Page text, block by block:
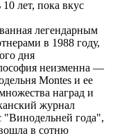
лет, пока вкус
легендарным
в 1988 году,
дня
неизменна —
Montes и ее
наград и
журнал
года",
в сотню